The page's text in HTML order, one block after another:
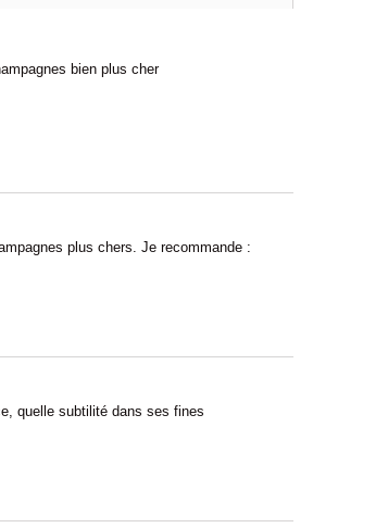
bien plus cher
plus chers. Je recommande :
quelle subtilité dans ses fines